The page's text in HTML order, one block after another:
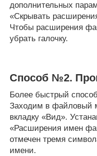
дополнительных
«Скрывать
Чтобы расширения
убрать галочку.
Способ №2.
Более быстрый
Заходим в файловый
вкладку «Вид».
«Расширения имен
отмечен тремя
имени.